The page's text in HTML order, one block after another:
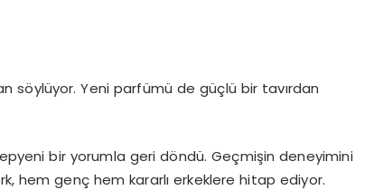
söylüyor. Yeni parfümü de güçlü bir tavırdan
bir yorumla geri döndü. Geçmişin deneyimini
hem genç hem kararlı erkeklere hitap ediyor.